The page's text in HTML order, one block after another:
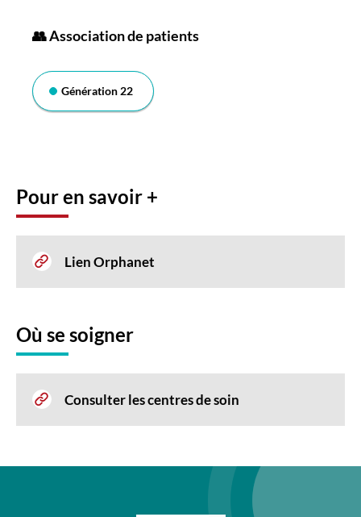
👥 Association de patients
Génération 22
Pour en savoir +
Lien Orphanet
Où se soigner
Consulter les centres de soin